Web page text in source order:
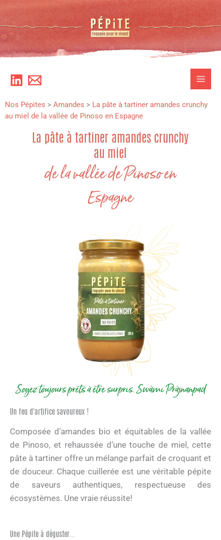
Aller
contenu
Nos Pépites > Amandes > La pâte à tartiner amandes crunchy
au miel de la vallée de Pinoso en Espagne
La pâte à tartiner amandes crunchy
au miel
de la vallée de Pinoso en
Espagne
Soyez toujours prêts à être surpris. Swâmi Prâjnanpad
Un feu d'artifice savoureux !
Composée d’amandes bio et équitables de la vallée
de Pinoso, et rehaussée d’une touche de miel, cette
pâte à tartiner offre un mélange parfait de croquant et
de douceur. Chaque cuillerée est une véritable pépite
de saveurs authentiques, respectueuse des
écosystèmes. Une vraie réussite!
Une Pépite à déguster...